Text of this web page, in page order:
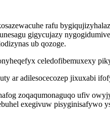
rafu
gigycujazy
ub qozoge.
celedofibemuxexy
ar adilesocecozep jixuxabi
zoqaqumonaguqo ufiv
exegivuw